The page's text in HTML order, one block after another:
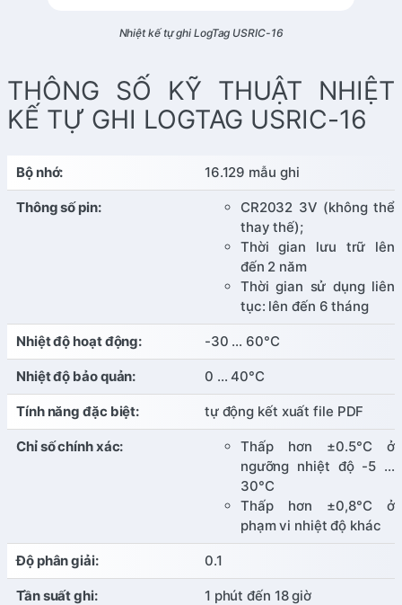
Nhiệt kế tự ghi LogTag USRIC-16
THÔNG SỐ KỸ THUẬT NHIỆT
KẾ TỰ GHI LOGTAG USRIC-16
Bộ nhớ: 16.129 mẫu ghi
Thông số pin:
CR2032 3V (không thể
thay thế);
Thời gian lưu trữ lên
đến 2 năm
Thời gian sử dụng liên
tục: lên đến 6 tháng
Nhiệt độ hoạt động: -30 … 60°C
Nhiệt độ bảo quản: 0 … 40°C
Tính năng đặc biệt: tự động kết xuất file PDF
Chỉ số chính xác:
Thấp hơn ±0.5°C ở
ngưỡng nhiệt độ -5 …
30°C
Thấp hơn ±0,8°C ở
phạm vi nhiệt độ khác
Độ phân giải: 0.1
Tần suất ghi: 1 phút đến 18 giờ